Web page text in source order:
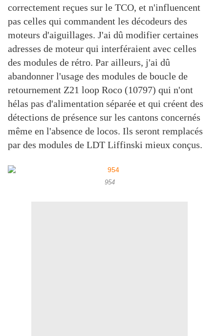
correctement reçues sur le TCO, et n'influencent
pas celles qui commandent les décodeurs des
moteurs d'aiguillages. J'ai dû modifier certaines
adresses de moteur qui interféraient avec celles
des modules de rétro. Par ailleurs, j'ai dû
abandonner l'usage des modules de boucle de
retournement Z21 loop Roco (10797) qui n'ont
hélas pas d'alimentation séparée et qui créent des
détections de présence sur les cantons concernés
même en l'absence de locos. Ils seront remplacés
par des modules de LDT Liffinski mieux conçus.
954